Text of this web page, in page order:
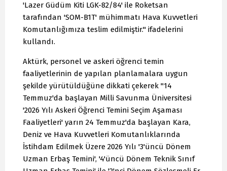
'Lazer Güdüm Kiti LGK-82/84' ile Roketsan
tarafından 'SOM-B1T' mühimmatı Hava Kuvvetleri
Komutanlığımıza teslim edilmiştir." ifadelerini
kullandı.
Aktürk, personel ve askeri öğrenci temin
faaliyetlerinin de yapılan planlamalara uygun
şekilde yürütüldüğüne dikkati çekerek "14
Temmuz'da başlayan Milli Savunma Üniversitesi
'2026 Yılı Askeri Öğrenci Temini Seçim Aşaması
Faaliyetleri' yarın 24 Temmuz'da başlayan Kara,
Deniz ve Hava Kuvvetleri Komutanlıklarında
İstihdam Edilmek Üzere 2026 Yılı '3'üncü Dönem
Uzman Erbaş Temini', '4'üncü Dönem Teknik Sınıf